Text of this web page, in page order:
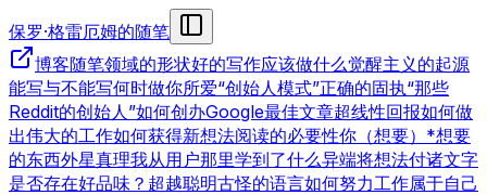
保罗·格雷厄姆的随笔
博客随笔领域的形状好的写作应该做什么觉醒主义的起源
能写与不能写何时做你所爱“创始人模式”正确的固执“那些
Reddit的创始人”如何创办Google最佳文章超线性回报如何做
出伟大的工作如何获得新想法阅读的必要性你（想要）*想要
的东西外星真理我从用户那里学到了什么异端将想法付诸文字
是否存在好品味？ 超越聪明古怪的语言如何努力工作属于自己